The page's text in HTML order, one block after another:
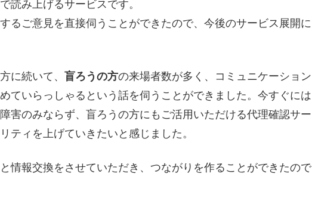
読み上げるサービスです。
るご意見を直接伺うことができたので、今後のサービス展開に
に続いて、 盲ろうの方の来場者数が多く、コミュニケーション
ていらっしゃるという話を伺うことができました。今すぐには
害のみならず、盲ろうの方にもご活用いただける代理確認サー
ティを上げていきたいと感じました。
情報交換をさせていただき、つながりを作ることができたので